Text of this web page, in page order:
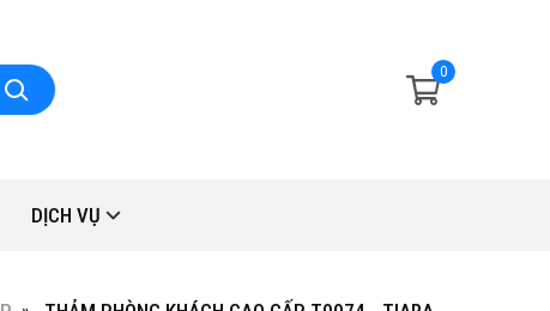
0
DỊCH VỤ